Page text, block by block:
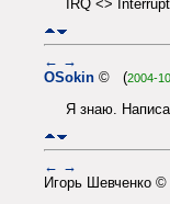
IRQ <> Interrupt
← →
OSokin © (2004-
Я знаю.
← →
Игорь Шевченко